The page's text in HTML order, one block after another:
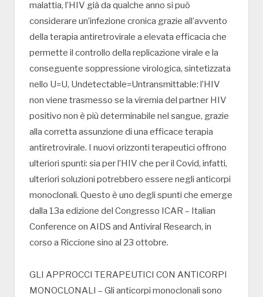
malattia, l’HIV già da qualche anno si può
considerare un’infezione cronica grazie all’avvento
della terapia antiretrovirale a elevata efficacia che
permette il controllo della replicazione virale e la
conseguente soppressione virologica, sintetizzata
nello U=U, Undetectable=Untransmittable: l’HIV
non viene trasmesso se la viremia del partner HIV
positivo non è più determinabile nel sangue, grazie
alla corretta assunzione di una efficace terapia
antiretrovirale. I nuovi orizzonti terapeutici offrono
ulteriori spunti: sia per l’HIV che per il Covid, infatti,
ulteriori soluzioni potrebbero essere negli anticorpi
monoclonali. Questo è uno degli spunti che emerge
dalla 13a edizione del Congresso ICAR – Italian
Conference on AIDS and Antiviral Research, in
corso a Riccione sino al 23 ottobre.
GLI APPROCCI TERAPEUTICI CON ANTICORPI
MONOCLONALI – Gli anticorpi monoclonali sono